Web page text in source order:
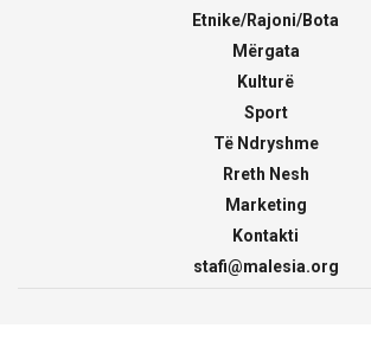
Etnike/Rajoni/Bota
Mërgata
Kulturë
Sport
Të Ndryshme
Rreth Nesh
Marketing
Kontakti
stafi@malesia.org